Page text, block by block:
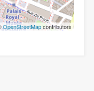
OpenStreetMapcontributors